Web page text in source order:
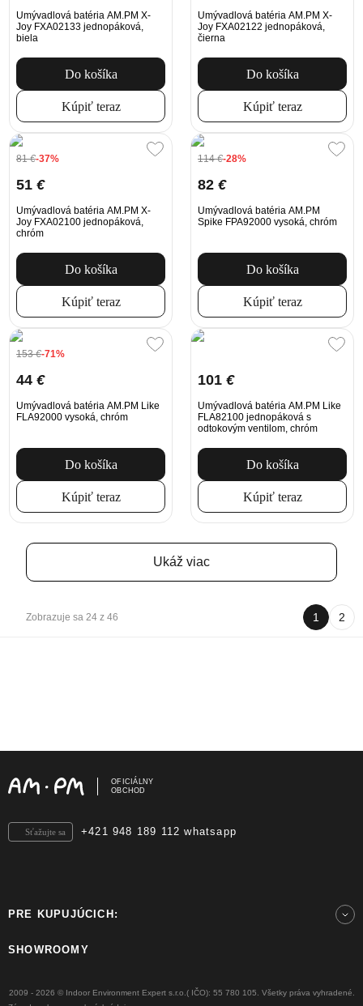
Umývadlová batéria AM.PM X-
Joy FXA02133 jednopáková,
biela
Do košíka
Kúpiť teraz
Umývadlová batéria AM.PM X-
Joy FXA02122 jednopáková,
čierna
Do košíka
Kúpiť teraz
81€-37%
51 €
Umývadlová batéria AM.PM X-
Joy FXA02100 jednopáková,
chróm
Do košíka
Kúpiť teraz
114€-28%
82 €
Umývadlová batéria AM.PM
Spike FPA92000 vysoká, chróm
Do košíka
Kúpiť teraz
153€-71%
44 €
Umývadlová batéria AM.PM Like
FLA92000 vysoká, chróm
Do košíka
Kúpiť teraz
101 €
Umývadlová batéria AM.PM Like
FLA82100 jednopáková s
odtokovým ventilom, chróm
Do košíka
Kúpiť teraz
Ukáž viac
Zobrazuje sa 24 z 46 1 2
OFICIÁLNY
OBCHOD
+421 948 189 112 whatsapp
Sťažujte sa
PRE KUPUJÚCICH:
SHOWROOMY
2009 - 2026 © Indoor Environment Expert s.r.o.( IČO): 55 780 105. Všetky práva vyhradené.